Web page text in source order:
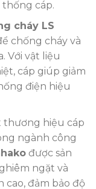
thống cáp.
cháy LS
chống cháy và
Với vật liệu
cáp giúp giảm
điện hiệu
thương hiệu cáp
ngành công
được sản
ngặt và
đảm bảo độ